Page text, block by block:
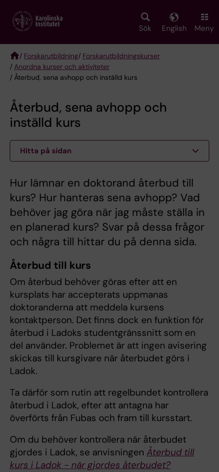
main
Sök English Meny
Breadcrumb
/ Forskarutbildning/ Forskarutbildningskurser
/ Anordna kurser och aktiviteter
/ Återbud, sena avhopp och inställd kurs
Återbud, sena avhopp och
inställd kurs
Hitta på sidan
Hur lämnar en doktorand återbud till
kurs? Hur hanteras sena avhopp? Vad
behöver jag göra när jag måste ställa in
en planerad kurs? Svar på dessa frågor
och några till hittar du på denna sida.
Återbud till kurs
Om återbud behöver göras efter att en
kursplats har accepterats uppmanas
doktoranderna att meddela kursens
kontaktperson. Det finns dock en funktion för
återbud i Ladoks studentgränssnitt som en
del använder. Problemet är att ingen avisering
skickas till kursgivare när återbudet görs i
Ladok.
Ta därför som rutin att regelbundet kontrollera
återbud i Ladok, efter att antagna har
överförts från Fubas och fram till kursstart.
Om du behöver kontrollera när återbudet
gjordes i Ladok, se anvisningen Återbud till
kurs i Ladok - när gjordes återbudet?